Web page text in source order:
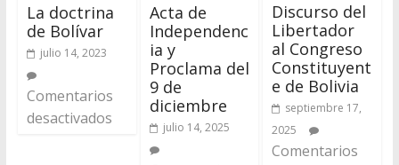
La doctrina
de Bolívar
julio 14, 2023
Comentarios
desactivados
Acta de
Independenc
ia y
Proclama del
9 de
diciembre
julio 14, 2025
Discurso del
Libertador
al Congreso
Constituyent
e de Bolivia
septiembre 17,
2025
Comentarios